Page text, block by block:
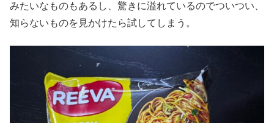
みたいなものもあるし、驚きに溢れているのでついつい、
知らないものを見かけたら試してしまう。